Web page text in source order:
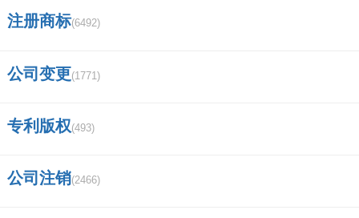
东方财富有几个营业部？
进中信证券难吗？
太平洋证券app安装不了？
注册商标(6492)
公司变更(1771)
专利版权(493)
公司注销(2466)